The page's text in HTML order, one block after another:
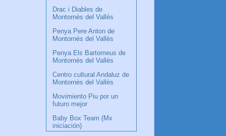
Drac i Diables de
Montornès del Vallès
Penya Pere Anton de
Montornès del Vallès
Penya Els Bartomeus de
Montornès del Vallès
Centro cultural Andaluz de
Montornès del Vallès
Movimiento Piu por un
futuro mejor
Baby Box Team (Mx
iniciación)